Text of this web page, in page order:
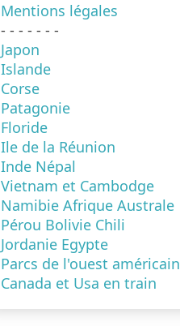
Mentions légales
- - - - - - -
Japon
Islande
Corse
Patagonie
Floride
Ile de la Réunion
Inde Népal
Vietnam et Cambodge
Namibie Afrique Australe
Pérou Bolivie Chili
Jordanie Egypte
Parcs de l'ouest américain
Canada et Usa en train